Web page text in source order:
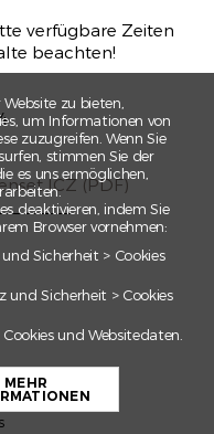
verfügbare Zeiten
beachten!
ICZ (PDF)
13.30-
zu bieten,
um Informationen von
zuzugreifen. Wenn Sie
stimmen Sie der
es uns ermöglichen,
deaktivieren, indem Sie
Browser vornehmen:
Sicherheit > Cookies
und Sicherheit > Cookies
und Websitedaten.
MEHR